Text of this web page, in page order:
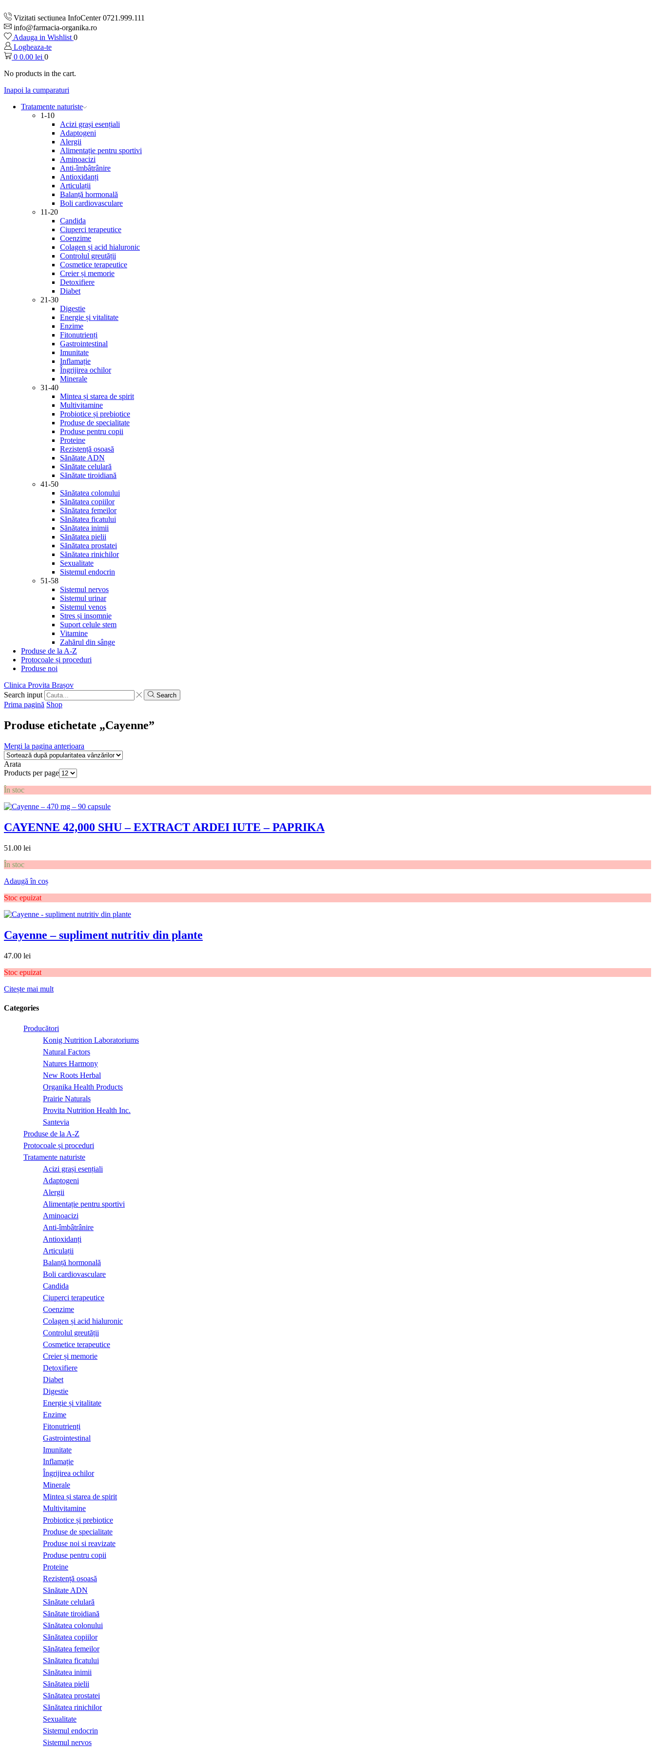
Vizitati sectiunea InfoCenter 0721.999.111
info@farmacia-organika.ro
Adauga in Wishlist 0
Logheaza-te
0 0.00 lei 0
No products in the cart.
Inapoi la cumparaturi
Tratamente naturiste
1-10
Acizi grași esențiali
Adaptogeni
Alergii
Alimentație pentru sportivi
Aminoacizi
Anti-îmbâtrânire
Antioxidanți
Articulații
Balanță hormonală
Boli cardiovasculare
11-20
Candida
Ciuperci terapeutice
Coenzime
Colagen și acid hialuronic
Controlul greutății
Cosmetice terapeutice
Creier și memorie
Detoxifiere
Diabet
21-30
Digestie
Energie și vitalitate
Enzime
Fitonutrienți
Gastrointestinal
Imunitate
Inflamație
Îngrijirea ochilor
Minerale
31-40
Mintea și starea de spirit
Multivitamine
Probiotice și prebiotice
Produse de specialitate
Produse pentru copii
Proteine
Rezistență osoasă
Sănătate ADN
Sănătate celulară
Sănătate tiroidiană
41-50
Sănătatea colonului
Sănătatea copiilor
Sănătatea femeilor
Sănătatea ficatului
Sănătatea inimii
Sănătatea pielii
Sănătatea prostatei
Sănătatea rinichilor
Sexualitate
Sistemul endocrin
51-58
Sistemul nervos
Sistemul urinar
Sistemul venos
Stres și insomnie
Suport celule stem
Vitamine
Zahărul din sânge
Produse de la A-Z
Protocoale și proceduri
Produse noi
Clinica Provita Brașov
Search input
Search
Prima pagină Shop
Produse etichetate „Cayenne”
Mergi la pagina anterioara
Arata
Products per page
În stoc
CAYENNE 42,000 SHU – EXTRACT ARDEI IUTE – PAPRIKA
51.00 lei
În stoc
Adaugă în coș
Stoc epuizat
Cayenne – supliment nutritiv din plante
47.00 lei
Stoc epuizat
Citește mai mult
Categories
Producători
Konig Nutrition Laboratoriums
Natural Factors
Natures Harmony
New Roots Herbal
Organika Health Products
Prairie Naturals
Provita Nutrition Health Inc.
Santevia
Produse de la A-Z
Protocoale și proceduri
Tratamente naturiste
Acizi grași esențiali
Adaptogeni
Alergii
Alimentație pentru sportivi
Aminoacizi
Anti-îmbâtrânire
Antioxidanți
Articulații
Balanță hormonală
Boli cardiovasculare
Candida
Ciuperci terapeutice
Coenzime
Colagen și acid hialuronic
Controlul greutății
Cosmetice terapeutice
Creier și memorie
Detoxifiere
Diabet
Digestie
Energie și vitalitate
Enzime
Fitonutrienți
Gastrointestinal
Imunitate
Inflamație
Îngrijirea ochilor
Minerale
Mintea și starea de spirit
Multivitamine
Probiotice și prebiotice
Produse de specialitate
Produse noi si reavizate
Produse pentru copii
Proteine
Rezistență osoasă
Sănătate ADN
Sănătate celulară
Sănătate tiroidiană
Sănătatea colonului
Sănătatea copiilor
Sănătatea femeilor
Sănătatea ficatului
Sănătatea inimii
Sănătatea pielii
Sănătatea prostatei
Sănătatea rinichilor
Sexualitate
Sistemul endocrin
Sistemul nervos